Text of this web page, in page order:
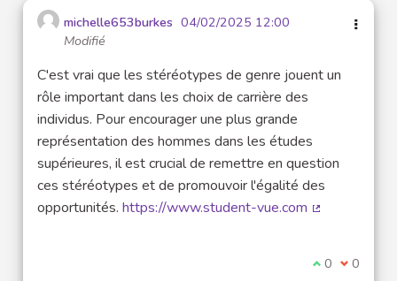
michelle653burkes 04/02/2025 12:00
Modifié
C'est vrai que les stéréotypes de genre jouent un
rôle important dans les choix de carrière des
individus. Pour encourager une plus grande
représentation des hommes dans les études
supérieures, il est crucial de remettre en question
ces stéréotypes et de promouvoir l'égalité des
opportunités. https://www.student-vue.com
Je suis
0 Je ne
0